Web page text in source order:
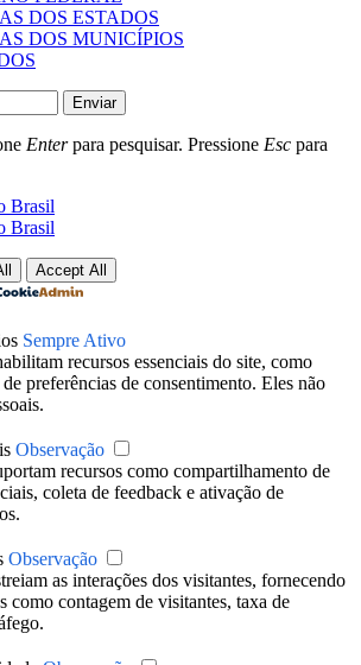
DOS ESTADOS
DOS MUNICÍPIOS
Enviar
Enterpara pesquisar. Pressione Esc para
Brasil
Brasil
Accept All
Sempre Ativo
recursos essenciais do site, como
preferências de consentimento. Eles não
Observação
recursos como compartilhamento de
coleta de feedback e ativação de
Observação
as interações dos visitantes, fornecendo
como contagem de visitantes, taxa de